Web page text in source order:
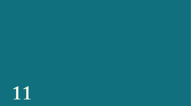
11